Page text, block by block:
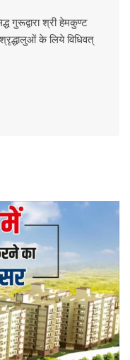
गुरूद्वारा श्री हेमकुण्ट
के लिये विधिवत्